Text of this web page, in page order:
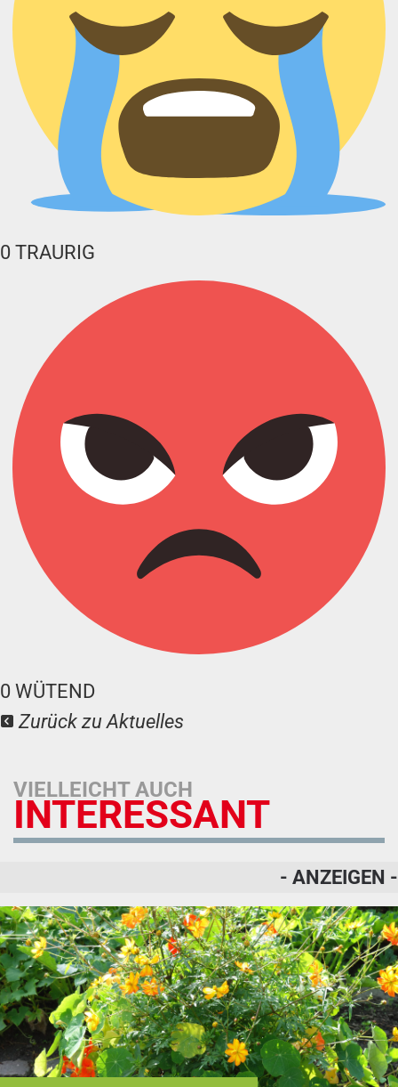
0 TRAURIG
0 WÜTEND
Zurück zu Aktuelles
VIELLEICHT AUCH
INTERESSANT
- ANZEIGEN -